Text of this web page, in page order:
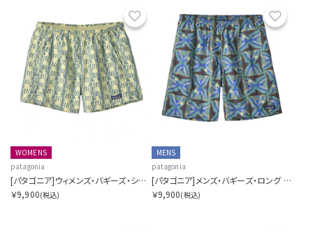
お気に入り
WOMENS
patagonia
[パタゴニア]ウィメンズ・バギーズ・ショーツ ５インチ
￥9,900(税込)
MENS
patagonia
[パタゴニア]メンズ・バギーズ・ロング ７インチ
￥9,900(税込)